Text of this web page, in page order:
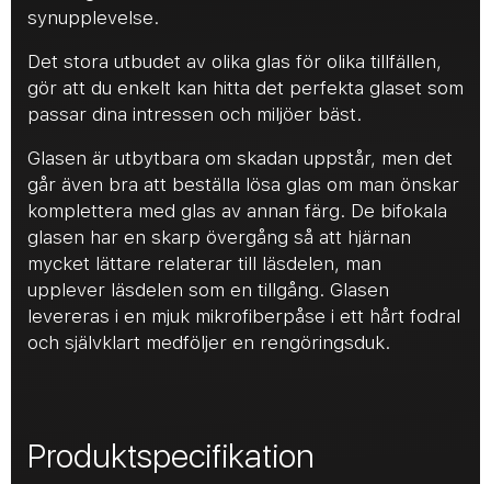
synupplevelse.
Det stora utbudet av olika glas för olika tillfällen,
gör att du enkelt kan hitta det perfekta glaset som
passar dina intressen och miljöer bäst.
Glasen är utbytbara om skadan uppstår, men det
går även bra att beställa lösa glas om man önskar
komplettera med glas av annan färg. De bifokala
glasen har en skarp övergång så att hjärnan
mycket lättare relaterar till läsdelen, man
upplever läsdelen som en tillgång. Glasen
levereras i en mjuk mikrofiberpåse i ett hårt fodral
och självklart medföljer en rengöringsduk.
Produktspecifikation